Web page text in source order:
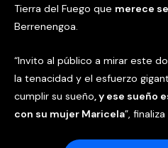
Tierra del Fuego que merece
Berrenengoa.
“Invito al público a mirar este
la tenacidad y el esfuerzo
cumplir su sueño, y ese sueño
con su mujer Maricela”,